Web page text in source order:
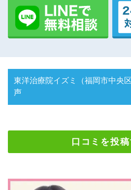
東洋治療院イズミ（福岡市中央
声
口コミを投